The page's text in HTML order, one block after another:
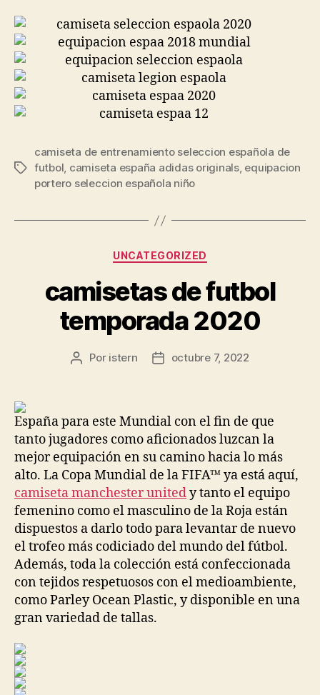
Etiquetas
camiseta de entrenamiento seleccion española de
futbol, camiseta españa adidas originals, equipacion
portero seleccion española niño
Categorías
UNCATEGORIZED
camisetas de futbol
temporada 2020
Autor
Por istern
Fechaoctubre 7, 2022
España para este Mundial con el fin de que
tanto jugadores como aficionados luzcan la
mejor equipación en su camino hacia lo más
alto. La Copa Mundial de la FIFA™ ya está aquí,
camiseta manchester unitedy tanto el equipo
femenino como el masculino de la Roja están
dispuestos a darlo todo para levantar de nuevo
el trofeo más codiciado del mundo del fútbol.
Además, toda la colección está confeccionada
con tejidos respetuosos con el medioambiente,
como Parley Ocean Plastic, y disponible en una
gran variedad de tallas.